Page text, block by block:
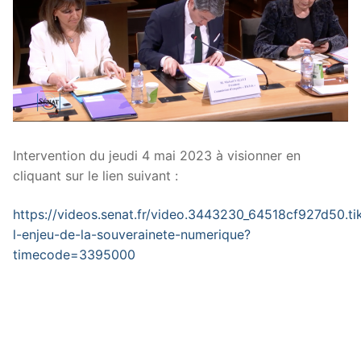
Intervention du jeudi 4 mai 2023 à visionner en
cliquant sur le lien suivant :
https://videos.senat.fr/
l-enjeu-de-la-souverainete-numerique?
timecode=3395000